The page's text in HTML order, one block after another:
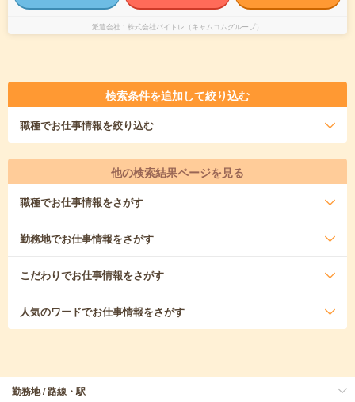
派遣会社 株式会社バイトレ（キャムコムグループ）
検索条件を追加して絞り込む
職種でお仕事情報を絞り込む
他の検索結果ページを見る
職種でお仕事情報をさがす
勤務地でお仕事情報をさがす
こだわりでお仕事情報をさがす
人気のワードでお仕事情報をさがす
勤務地 / 路線・駅